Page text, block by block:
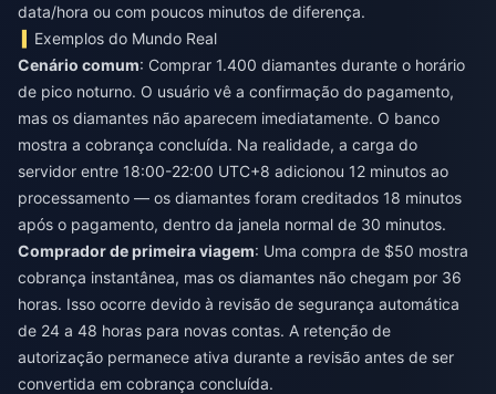
data/hora ou com poucos minutos de diferença.
Exemplos do Mundo Real
Cenário comum: Comprar 1.400 diamantes durante o horário
de pico noturno. O usuário vê a confirmação do pagamento,
mas os diamantes não aparecem imediatamente. O banco
mostra a cobrança concluída. Na realidade, a carga do
servidor entre 18:00-22:00 UTC+8 adicionou 12 minutos ao
processamento — os diamantes foram creditados 18 minutos
após o pagamento, dentro da janela normal de 30 minutos.
Comprador de primeira viagem: Uma compra de $50 mostra
cobrança instantânea, mas os diamantes não chegam por 36
horas. Isso ocorre devido à revisão de segurança automática
de 24 a 48 horas para novas contas. A retenção de
autorização permanece ativa durante a revisão antes de ser
convertida em cobrança concluída.